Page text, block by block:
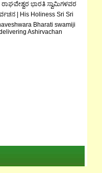
ರಾಘವೇಶ್ವರ ಭಾರತಿ ಸ್ವಾಮಿಗಳವರ
| His Holiness Sri Sri
Bharati swamiji
Ashirvachan